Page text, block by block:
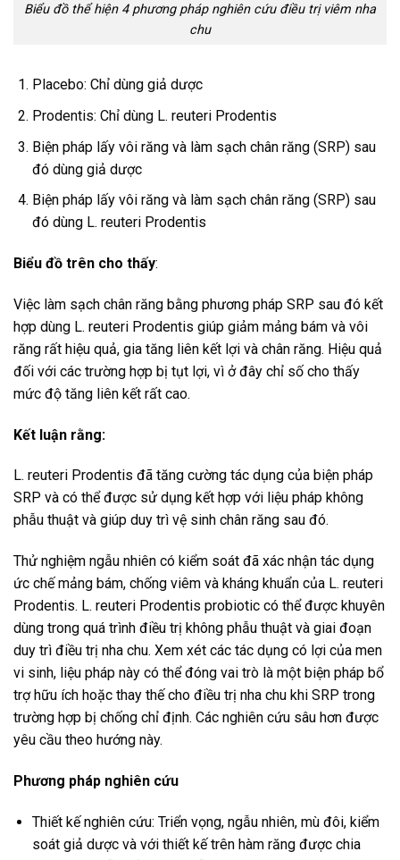
Biểu đồ thể hiện 4 phương pháp nghiên cứu điều trị viêm nha
chu
Placebo: Chỉ dùng giả dược
Prodentis: Chỉ dùng L. reuteri Prodentis
Biện pháp lấy vôi răng và làm sạch chân răng (SRP) sau
đó dùng giả dược
Biện pháp lấy vôi răng và làm sạch chân răng (SRP) sau
đó dùng L. reuteri Prodentis
Biểu đồ trên cho thấy:
Việc làm sạch chân răng bằng phương pháp SRP sau đó kết
hợp dùng L. reuteri Prodentis giúp giảm mảng bám và vôi
răng rất hiệu quả, gia tăng liên kết lợi và chân răng. Hiệu quả
đối với các trường hợp bị tụt lợi, vì ở đây chỉ số cho thấy
mức độ tăng liên kết rất cao.
Kết luận rằng:
L. reuteri Prodentis đã tăng cường tác dụng của biện pháp
SRP và có thể được sử dụng kết hợp với liệu pháp không
phẫu thuật và giúp duy trì vệ sinh chân răng sau đó.
Thử nghiệm ngẫu nhiên có kiểm soát đã xác nhận tác dụng
ức chế mảng bám, chống viêm và kháng khuẩn của L. reuteri
Prodentis. L. reuteri Prodentis probiotic có thể được khuyên
dùng trong quá trình điều trị không phẫu thuật và giai đoạn
duy trì điều trị nha chu. Xem xét các tác dụng có lợi của men
vi sinh, liệu pháp này có thể đóng vai trò là một biện pháp bổ
trợ hữu ích hoặc thay thế cho điều trị nha chu khi SRP trong
trường hợp bị chống chỉ định. Các nghiên cứu sâu hơn được
yêu cầu theo hướng này.
Phương pháp nghiên cứu
Thiết kế nghiên cứu: Triển vọng, ngẫu nhiên, mù đôi, kiểm
soát giả dược và với thiết kế trên hàm răng được chia